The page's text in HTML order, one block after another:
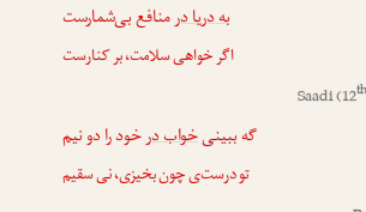
به دریا درمنافع بی‌شمارست
اگر خواهی سلامت، بر کنارست
Saadi(12th
گه ببینیخواب درخود را دو نیم
تو درست‌ی چون بخیزی، نی سقیم